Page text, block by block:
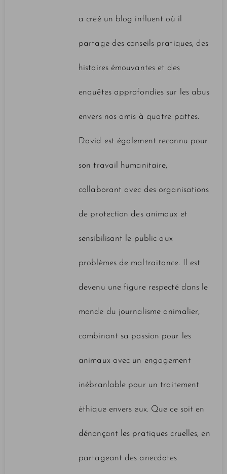
a créé un blog influent où il
partage des conseils pratiques, des
histoires émouvantes et des
enquêtes approfondies sur les abus
envers nos amis à quatre pattes.
David est également reconnu pour
son travail humanitaire,
collaborant avec des organisations
de protection des animaux et
sensibilisant le public aux
problèmes de maltraitance. Il est
devenu une figure respecté dans le
monde du journalisme animalier,
combinant sa passion pour les
animaux avec un engagement
inébranlable pour un traitement
éthique envers eux. Que ce soit en
dénonçant les pratiques cruelles, en
partageant des anecdotes